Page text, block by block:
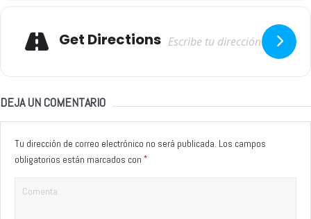
Get Directions
DEJA UN COMENTARIO
Tu dirección de correo electrónico no será publicada. Los campos
obligatorios están marcados con *